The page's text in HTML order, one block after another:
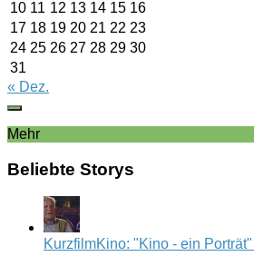
10 11 12 13 14 15 16
17 18 19 20 21 22 23
24 25 26 27 28 29 30
31
« Dez.
Mehr
Beliebte Storys
KurzfilmKino: "Kino - ein